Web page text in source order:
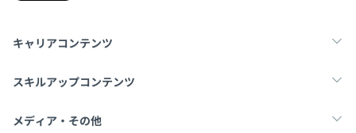
キャリアコンテンツ
転職・キャリア
スキルアップコンテンツ
学習
メディア・その他